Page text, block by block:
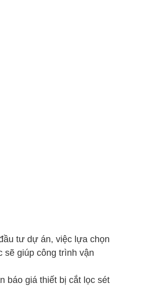
tư dự án, việc lựa chọn
sẽ giúp công trình vận
báo giá thiết bị cắt lọc sét